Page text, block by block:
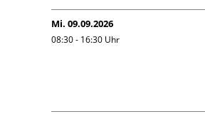
Mi. 09.09.2026
08:30 - 16:30 Uhr